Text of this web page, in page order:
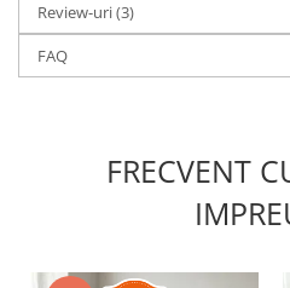
Review-uri(3)
FAQ
FRECVENT